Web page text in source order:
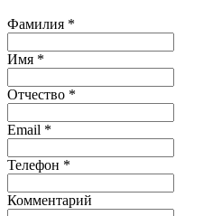
Фамилия *
Имя *
Отчество *
Email *
Телефон *
Комментарий